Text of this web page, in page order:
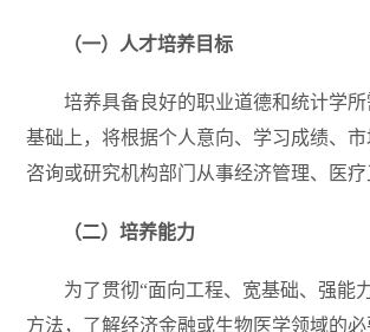
（一）人才培养目标
培养具备良好的职业道德和统计学
基础上，将根据个人意向、学习成绩、
咨询或研究机构部门从事经济管理、医
（二） 培养能力
为了贯彻“面向工程、宽基础、强能
方法，了解经济金融或生物医学领域的